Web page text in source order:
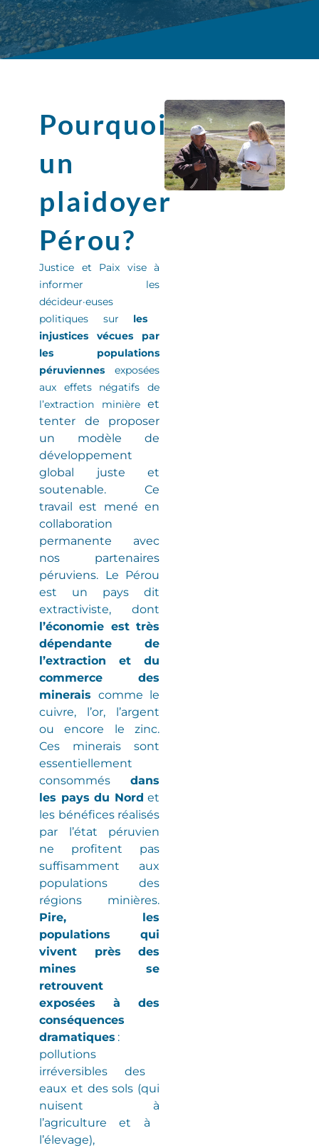
Pourquoi
un
plaidoyer
Pérou?
Justice et Paix vise à
informer les
décideur·euses
politiques sur les
injustices vécues par
les populations
péruviennes exposées
aux effets négatifs de
l’extraction minière et
tenter de proposer
un modèle de
développement
global juste et
soutenable. Ce
travail est mené en
collaboration
permanente avec
nos partenaires
péruviens. Le Pérou
est un pays dit
extractiviste, dont
l’économie est très
dépendante de
l’extraction et du
commerce des
minerais comme le
cuivre, l’or, l’argent
ou encore le zinc.
Ces minerais sont
essentiellement
consommés dans
les pays du Nord et
les bénéfices réalisés
par l’état péruvien
ne profitent pas
suffisamment aux
populations des
régions minières.
Pire, les
populations qui
vivent près des
mines se
retrouvent
exposées à des
conséquences
dramatiques :
pollutions
irréversibles des
eaux et des sols (qui
nuisent à
l’agriculture et à
l’élevage),